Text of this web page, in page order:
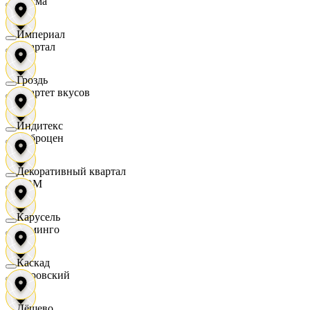
Квартал
Квартет вкусов
Доброцен
ДОМ
Доминго
Кировский
Империал
Гроздь
Индитекс
Декоративный квартал
Карусель
Каскад